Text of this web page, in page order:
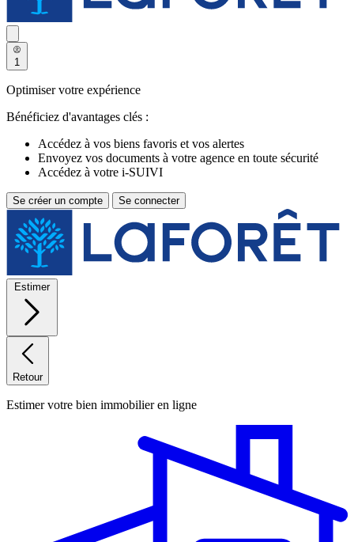
1
Optimiser votre expérience
Bénéficiez d'avantages clés :
Accédez à vos biens favoris et vos alertes
Envoyez vos documents à votre agence en toute sécurité
Accédez à votre i-SUIVI
Se créer un compte Se connecter
Estimer
Retour
Estimer votre bien immobilier en ligne